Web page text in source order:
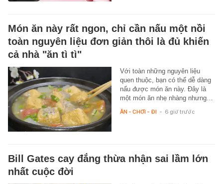
Món ăn này rất ngon, chỉ cần nấu một nồi
toàn nguyên liệu đơn giản thôi là đủ khiến
cả nhà "ăn tì tì"
Với toàn những nguyên liệu
quen thuộc, bạn có thể dễ dàng
nấu được món ăn này. Đây là
một món ăn nhẹ nhàng nhưng…
ĂN - CHƠI - ĐI - 6 giờ trước
Bill Gates cay đắng thừa nhận sai lầm lớn
nhất cuộc đời